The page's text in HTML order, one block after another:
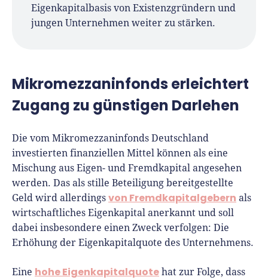
Eigenkapitalbasis von Existenzgründern und
jungen Unternehmen weiter zu stärken.
Mikromezzaninfonds erleichtert
Zugang zu günstigen Darlehen
Die vom Mikromezzaninfonds Deutschland
investierten finanziellen Mittel können als eine
Mischung aus Eigen- und Fremdkapital angesehen
werden. Das als stille Beteiligung bereitgestellte
Geld wird allerdings von Fremdkapitalgebern als
wirtschaftliches Eigenkapital anerkannt und soll
dabei insbesondere einen Zweck verfolgen: Die
Erhöhung der Eigenkapitalquote des Unternehmens.
Eine hohe Eigenkapitalquote hat zur Folge, dass